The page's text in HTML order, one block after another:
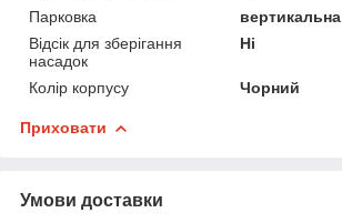
Парковка
вертикальна
Відсік для зберігання
насадок
Ні
Колір корпусу Чорний
Приховати
Умови доставки